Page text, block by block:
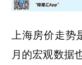
上海房价走势
月的宏观数据